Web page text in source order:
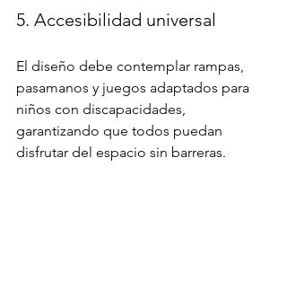
5. Accesibilidad universal
El diseño debe contemplar rampas,
pasamanos y juegos adaptados para
niños con discapacidades,
garantizando que todos puedan
disfrutar del espacio sin barreras.